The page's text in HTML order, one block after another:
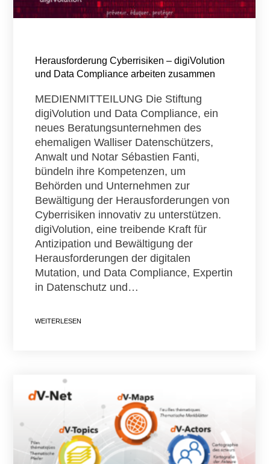
Herausforderung Cyberrisiken – digiVolution
und Data Compliance arbeiten zusammen
MEDIENMITTEILUNG Die Stiftung
digiVolution und Data Compliance, ein
neues Beratungsunternehmen des
ehemaligen Walliser Datenschützers,
Anwalt und Notar Sébastien Fanti,
bündeln ihre Kompetenzen, um
Behörden und Unternehmen zur
Bewältigung der Herausforderungen von
Cyberrisiken innovativ zu unterstützen.
digiVolution, eine treibende Kraft für
Antizipation und Bewältigung der
Herausforderungen der digitalen
Mutation, und Data Compliance, Expertin
in Datenschutz und…
WEITERLESEN